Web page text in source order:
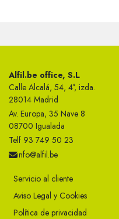
Alfil.be office, S.L
Calle Alcalá, 54, 4°, izda.
28014 Madrid
Av. Europa, 35 Nave 8
08700 Igualada
Telf 93 749 50 23
info@alfil.be
Servicio al cliente
Aviso Legal y Cookies
Política de privacidad